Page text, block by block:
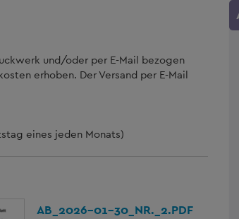
und/oder per E-Mail bezogen
erhoben. Der Versand per E-Mail
eines jeden Monats)
AB_2026-01-30_NR._2.PDF